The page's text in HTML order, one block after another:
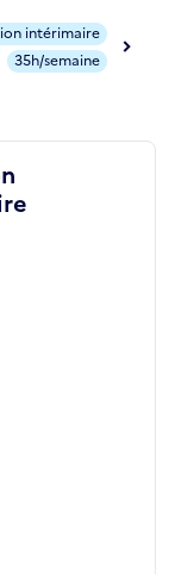
intérimaire
35h/semaine